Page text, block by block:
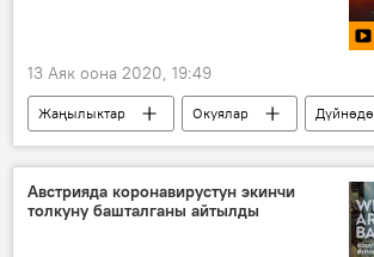
13 Аяк оона 2020, 19:49
Жаңылыктар Окуялар
Дүйнөдө
Россия
Видео
Мультимедиа
көп кабаттуу үй
Австрияда коронавирустун экинчи
толкуну башталганы айтылды